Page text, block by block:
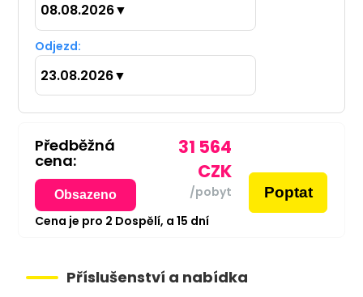
08.08.2026▼
Odjezd:
23.08.2026▼
Předběžná
cena:
Obsazeno
31 564
CZK
/pobyt Poptat
Cena je pro 2 Dospělí, a 15 dní
Příslušenství a nabídka